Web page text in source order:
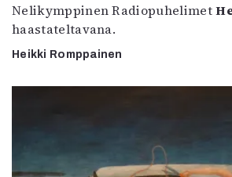
Nelikymppinen Radiopuhelimet
haastateltavana.
Heikki Romppainen